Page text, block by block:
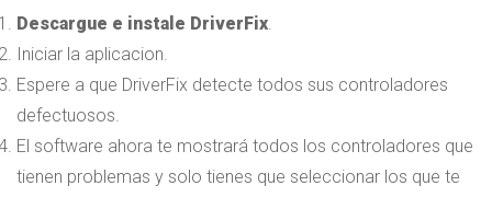
Descargue e instale DriverFix.
Iniciar la aplicacion.
Espere a que DriverFix detecte todos sus controladores
defectuosos.
El software ahora te mostrará todos los controladores que
tienen problemas y solo tienes que seleccionar los que te